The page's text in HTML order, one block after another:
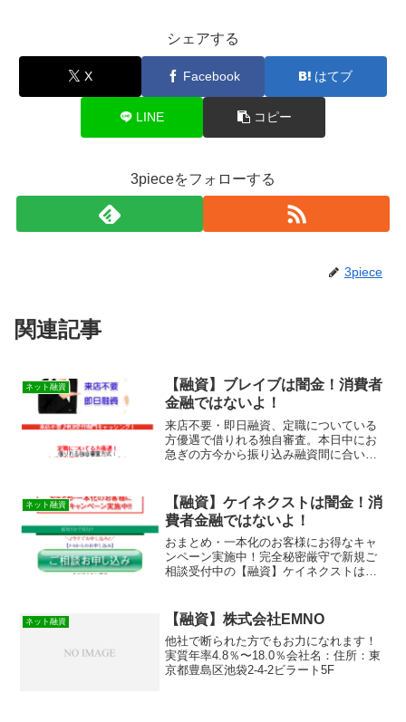
シェアする
X Facebook はてブ
LINE コピー
3pieceをフォローする
3piece
関連記事
ネット融資
【融資】ブレイブは闇金！消費者
金融ではないよ！
来店不要・即日融資、定職についている
方優遇で借りれる独自審査。本日中にお
急ぎの方今から振り込み融資間に合いま
られてきたSMSメールでお金を貸しても
らえる消費者金融などの...
ネット融資
【融資】ケイネクストは闇金！消
費者金融ではないよ！
おまとめ・一本化のお客様にお得なキャ
ンペーン実施中！完全秘密厳守で新規ご
相談受付中の【融資】ケイネクストは消
金を貸してもらえる消費者金融などの貸
金業者を探していてこの...
ネット融資 【融資】株式会社EMNO
他社で断られた方でもお力になれます！
実質年率4.8％〜18.0％会社名：住所：東
京都豊島区池袋2-4-2ビラート5F